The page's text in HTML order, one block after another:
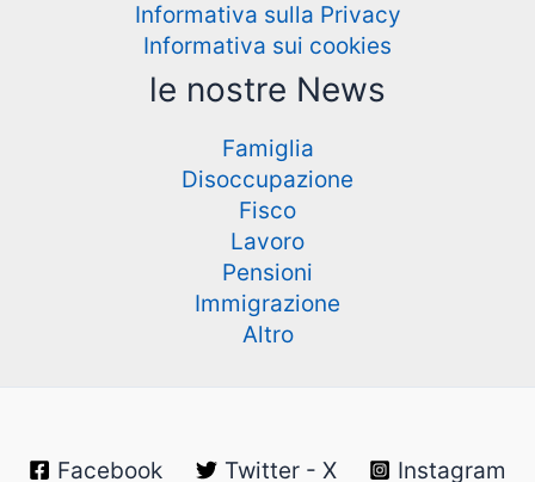
Informativa sulla Privacy
Informativa sui cookies
le nostre News
Famiglia
Disoccupazione
Fisco
Lavoro
Pensioni
Immigrazione
Altro
Facebook Twitter - X Instagram